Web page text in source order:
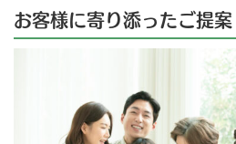
お客様に寄り添ったご提案